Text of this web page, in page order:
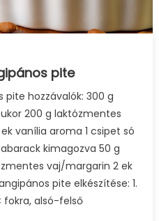
pite
hozzávalók: 300 g
200 g laktózmentes
vanília aroma 1 csipet só
kimagozva 50 g
vaj/margarin 2 ek
pite elkészítése: 1.
fokra, alsó-felső